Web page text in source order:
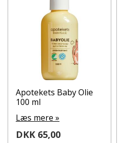
Apotekets Baby Olie
100 ml
Læs mere »
DKK 65,00